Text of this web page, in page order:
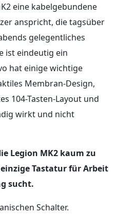
eine kabelgebundene
anspricht, die tagsüber
gelegentliches
ist eindeutig ein
hat einige wichtige
Membran-Design,
104-Tasten-Layout und
wirkt und nicht
Legion MK2 kaum zu
Tastatur für Arbeit
sucht.
Schalter.